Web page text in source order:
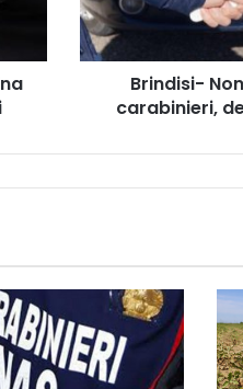
s
i
-
s
m
a
l
l
Brindisi-
carabinieri,